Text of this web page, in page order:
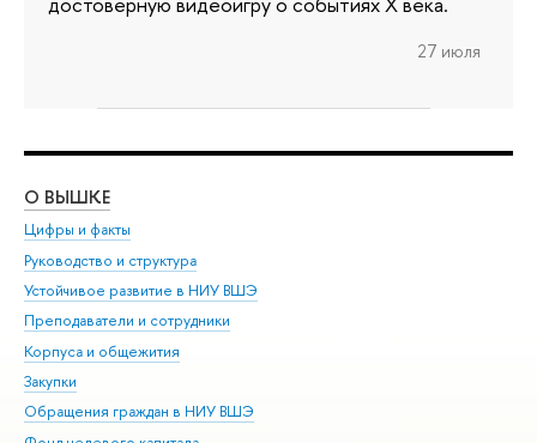
27 июля
О ВЫШКЕ
Цифры и факты
Руководство и структура
Устойчивое развитие в НИУ ВШЭ
Преподаватели и сотрудники
Корпуса и общежития
Закупки
Обращения граждан в НИУ ВШЭ